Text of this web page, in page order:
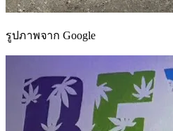
รูปภาพจาก Google